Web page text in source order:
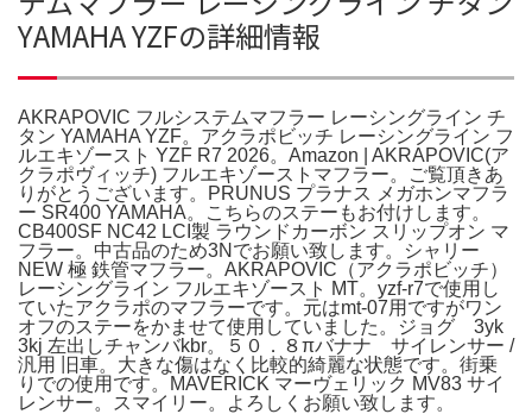
YAMAHA YZFの詳細情報
AKRAPOVIC フルシステムマフラー レーシングライン チ
タン YAMAHA YZF。アクラポビッチ レーシングライン フ
ルエキゾースト YZF R7 2026。Amazon | AKRAPOVIC(ア
クラポヴィッチ) フルエキゾーストマフラー。ご覧頂きあ
りがとうございます。PRUNUS プラナス メガホンマフラ
ー SR400 YAMAHA。こちらのステーもお付けします。
CB400SF NC42 LCI製 ラウンドカーボン スリップオン マ
フラー。中古品のため3Nでお願い致します。シャリー
NEW 極 鉄管マフラー。AKRAPOVIC（アクラポビッチ）
レーシングライン フルエキゾースト MT。yzf-r7で使用し
ていたアクラポのマフラーです。元はmt-07用ですがワン
オフのステーをかませて使用していました。ジョグ 3yk
3kj 左出しチャンバkbr。５０．８πバナナ サイレンサー /
汎用 旧車。大きな傷はなく比較的綺麗な状態です。街乗
りでの使用です。MAVERICK マーヴェリック MV83 サイ
レンサー。スマイリー。よろしくお願い致します。